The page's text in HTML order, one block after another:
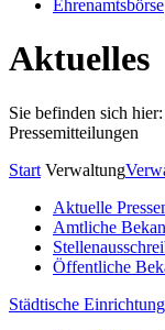
Ehrenamtsbörse
Aktuelles
Sie befinden sich
Pressemitteilungen
Start Verwaltung
Aktuelle
Amtliche
Öffentliche
Städtische